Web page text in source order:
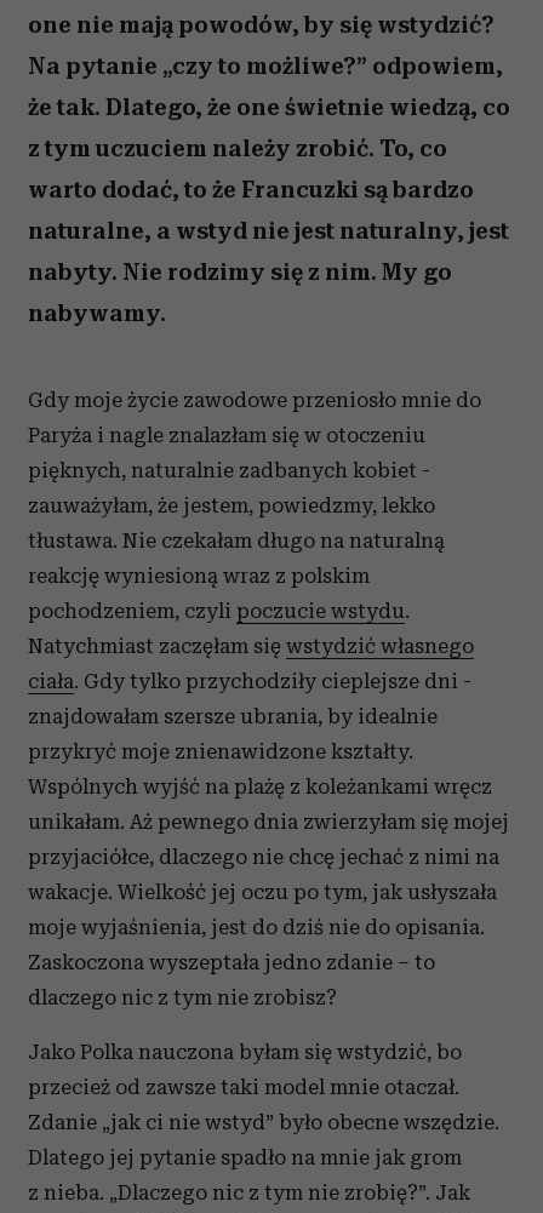
one nie mają powodów, by się wstydzić?
Na pytanie „czy to możliwe?” odpowiem,
że tak. Dlatego, że one świetnie wiedzą, co
z tym uczuciem należy zrobić. To, co
warto dodać, to że Francuzki są bardzo
naturalne, a wstyd nie jest naturalny, jest
nabyty. Nie rodzimy się z nim. My go
nabywamy.
Gdy moje życie zawodowe przeniosło mnie do
Paryża i nagle znalazłam się w otoczeniu
pięknych, naturalnie zadbanych kobiet -
zauważyłam, że jestem, powiedzmy, lekko
tłustawa. Nie czekałam długo na naturalną
reakcję wyniesioną wraz z polskim
pochodzeniem, czyli poczucie wstydu.
Natychmiast zaczęłam się wstydzić własnego
ciała. Gdy tylko przychodziły cieplejsze dni -
znajdowałam szersze ubrania, by idealnie
przykryć moje znienawidzone kształty.
Wspólnych wyjść na plażę z koleżankami wręcz
unikałam. Aż pewnego dnia zwierzyłam się mojej
przyjaciółce, dlaczego nie chcę jechać z nimi na
wakacje. Wielkość jej oczu po tym, jak usłyszała
moje wyjaśnienia, jest do dziś nie do opisania.
Zaskoczona wyszeptała jedno zdanie – to
dlaczego nic z tym nie zrobisz?
Jako Polka nauczona byłam się wstydzić, bo
przecież od zawsze taki model mnie otaczał.
Zdanie „jak ci nie wstyd” było obecne wszędzie.
Dlatego jej pytanie spadło na mnie jak grom
z nieba. „Dlaczego nic z tym nie zrobię?”. Jak